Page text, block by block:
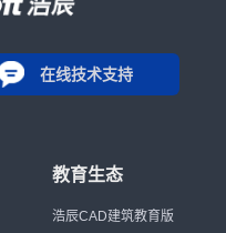
在线技术支持
教育生态
浩辰CAD建筑教育版